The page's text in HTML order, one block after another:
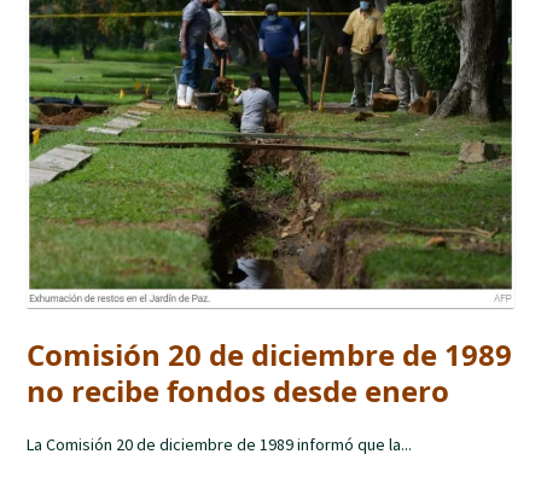
Comisión 20 de diciembre de 1989
no recibe fondos desde enero
La Comisión 20 de diciembre de 1989 informó que la...